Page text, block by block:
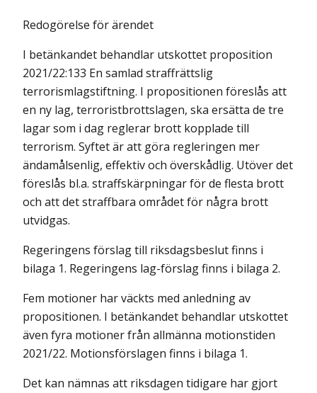
Redogörelse för ärendet
I betänkandet behandlar utskottet proposition
2021/22:133 En samlad straff­rättslig
terrorismlagstiftning. I propositionen föreslås att
en ny lag, terrorist­brottslagen, ska ersätta de tre
lagar som i dag reglerar brott kopplade till
terrorism. Syftet är att göra regleringen mer
ändamålsenlig, effektiv och över­skådlig. Utöver det
föreslås bl.a. straffskärpningar för de flesta brott
och att det straffbara området för några brott
utvidgas.
Regeringens förslag till riksdagsbeslut finns i
bilaga 1. Regeringens lag-förslag finns i bilaga 2.
Fem motioner har väckts med anledning av
propositionen. I betänkandet behandlar utskottet
även fyra motioner från allmänna motionstiden
2021/22. Motionsförslagen finns i bilaga 1.
Det kan nämnas att riksdagen tidigare har gjort